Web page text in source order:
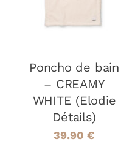
Poncho de bain
– CREAMY
WHITE (Elodie
Détails)
39.90 €